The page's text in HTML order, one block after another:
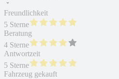
Freundlichkeit
5 Sterne
Beratung
4 Sterne
Antwortzeit
5 Sterne
Fahrzeug gekauft